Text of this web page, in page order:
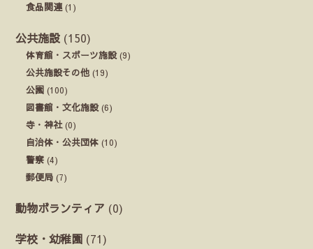
食品関連 (1)
公共施設 (150)
体育館・スポーツ施設(9)
公共施設その他 (19)
公園 (100)
図書館・文化施設(6)
寺・神社(0)
自治体・公共団体 (10)
警察 (4)
郵便局 (7)
動物ボランティア (0)
学校・幼稚園 (71)